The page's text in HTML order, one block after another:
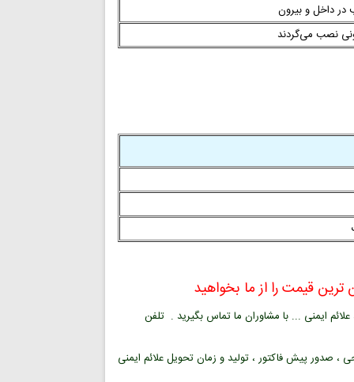
در داخل و بیرون
نصب می‌گردند
قیمت را از ما بخواهید
ایمنی ... با مشاوران ما تماس بگیرید . تلفن
، صدور پیش فاکتور ، تولید و زمان تحویل علائم ایمنی